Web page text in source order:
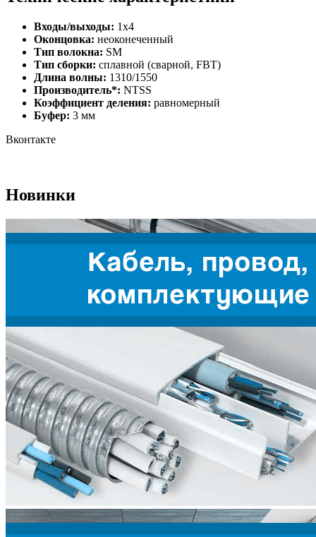
Входы/выходы: 1x4
Оконцовка: неоконеченный
Тип волокна: SM
Тип сборки: сплавной (сварной, FBT)
Длина волны: 1310/1550
Производитель*: NTSS
Коэффициент деления: равномерный
Буфер: 3 мм
Вконтакте
Новинки